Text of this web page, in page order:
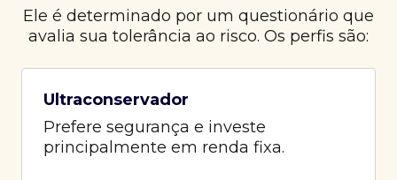
Ele é determinado por um questionário que
avalia sua tolerância ao risco. Os perfis são:
Ultraconservador
Prefere segurança e investe
principalmente em renda fixa.